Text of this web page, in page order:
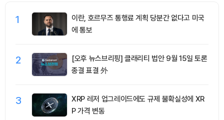
1
이란, 호르무즈 통행료 계획 당분간 없다고 미국
에 통보
2
[오후 뉴스브리핑] 클래리티 법안 9월 15일 토론
종결 표결 外
3
XRP 레저 업그레이드에도 규제 불확실성에 XR
P 가격 변동